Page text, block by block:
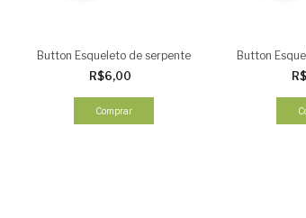
Button Esqueleto de serpente
R$6,00
Comprar
Button